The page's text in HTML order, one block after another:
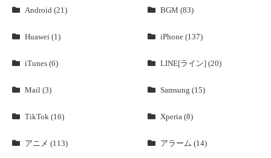
Android (21) BGM (83)
Huawei (1) iPhone (137)
iTunes (6) LINE[ライン] (20)
Mail (3) Samsung (15)
TikTok (16) Xperia (8)
アニメ (113) アラーム (14)